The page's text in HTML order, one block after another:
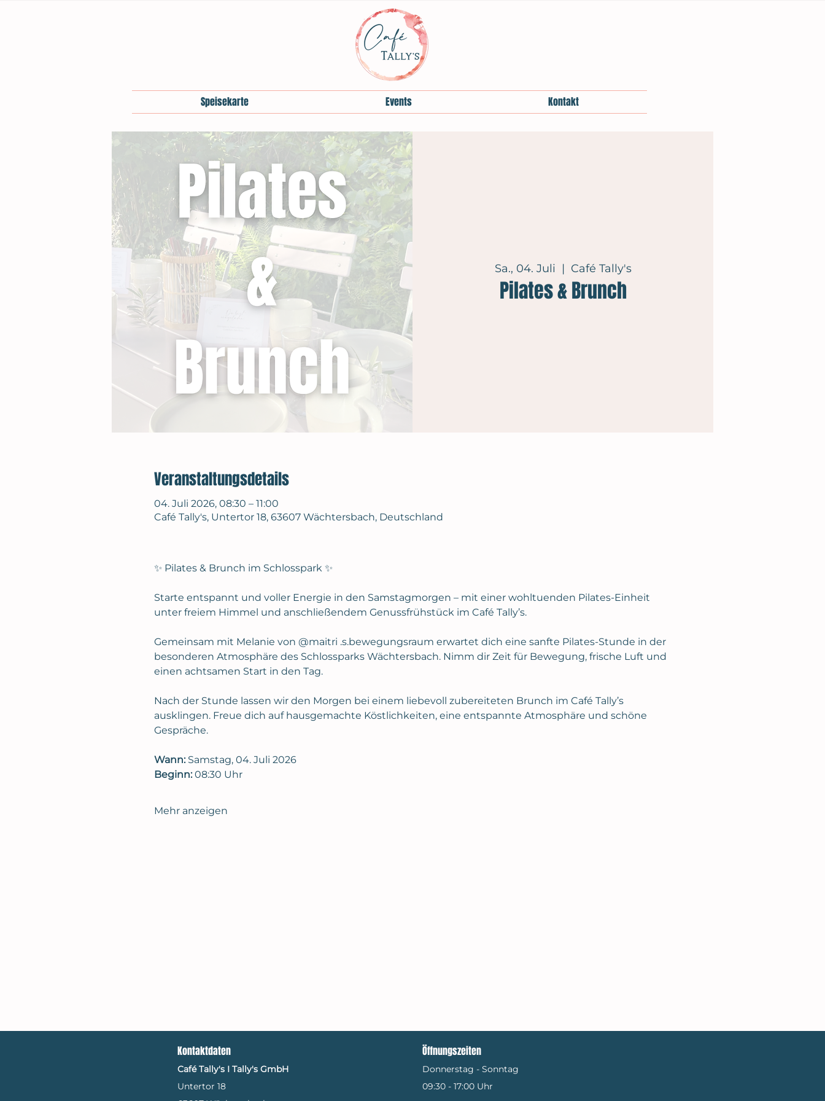
Speisekarte Events Kontakt
Sa., 04. Juli
  |
Café Tally's
Pilates & Brunch
Veranstaltungsdetails
04. Juli 2026, 08:30 – 11:00
Café Tally's, Untertor 18, 63607 Wächtersbach, Deutschland
✨ Pilates & Brunch im Schlosspark ✨
Starte entspannt und voller Energie in den Samstagmorgen – mit einer wohltuenden Pilates-Einheit
unter freiem Himmel und anschließendem Genussfrühstück im Café Tally’s.
Gemeinsam mit Melanie von @maitri .s.bewegungsraum erwartet dich eine sanfte Pilates-Stunde in der
besonderen Atmosphäre des Schlossparks Wächtersbach. Nimm dir Zeit für Bewegung, frische Luft und
einen achtsamen Start in den Tag.
Nach der Stunde lassen wir den Morgen bei einem liebevoll zubereiteten Brunch im Café Tally’s
ausklingen. Freue dich auf hausgemachte Köstlichkeiten, eine entspannte Atmosphäre und schöne
Gespräche.
Wann: Samstag, 04. Juli 2026
Beginn: 08:30 Uhr
Mehr anzeigen
Kontaktdaten
​Café Tally's I Tally's GmbH
Untertor 18
Öffnungszeiten
Donnerstag - Sonntag
09:30 - 17:00 Uhr